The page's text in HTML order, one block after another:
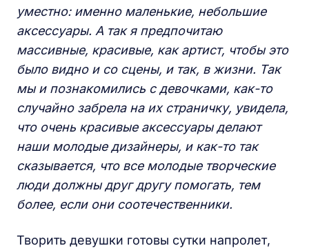
уместно: именно маленькие, небольшие
аксессуары. А так я предпочитаю
массивные, красивые, как артист, чтобы это
было видно и со сцены, и так, в жизни. Так
мы и познакомились с девочками, как-то
случайно забрела на их страничку, увидела,
что очень красивые аксессуары делают
наши молодые дизайнеры, и как-то так
сказывается, что все молодые творческие
люди должны друг другу помогать, тем
более, если они соотечественники.
Творить девушки готовы сутки напролет,